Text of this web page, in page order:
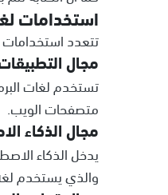
استخدامات
تتعدد
مجال
تستخدم لغات
متصفحات الويب.
مجال الذكاء
يدخل الذكاء
والذي يستخدم